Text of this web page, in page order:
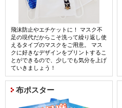
飛沫防止やエチケットに！ マスク不
足の現代だからこそ洗って繰り返し使
えるタイプのマスクをご用意。 マス
クに好きなデザインをプリントするこ
とができるので、少しでも気分を上げ
ていきましょう！
布ポスター